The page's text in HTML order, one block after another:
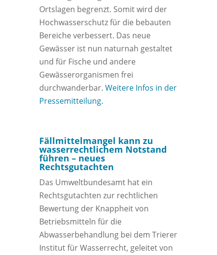
Ortslagen begrenzt. Somit wird der
Hochwasserschutz für die bebauten
Bereiche verbessert. Das neue
Gewässer ist nun naturnah gestaltet
und für Fische und andere
Gewässerorganismen frei
durchwanderbar. Weitere Infos in der
Pressemitteilung.
Fällmittelmangel kann zu
wasserrechtlichem Notstand
führen – neues
Rechtsgutachten
Das Umweltbundesamt hat ein
Rechtsgutachten zur rechtlichen
Bewertung der Knappheit von
Betriebsmitteln für die
Abwasserbehandlung bei dem Trierer
Institut für Wasserrecht, geleitet von